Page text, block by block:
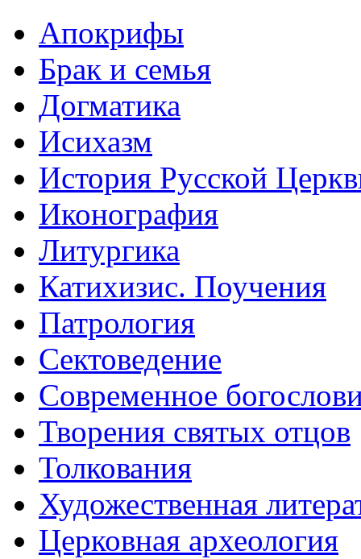
Апокрифы
Брак и семья
Догматика
Исихазм
История Русской
Иконография
Литургика
Катихизис. Поучения
Патрология
Сектоведение
Современное
Творения святых отцов
Толкования
Художественная
Церковная археология